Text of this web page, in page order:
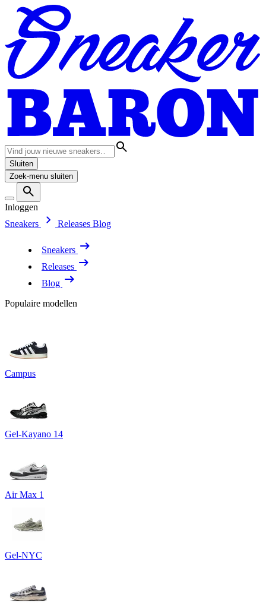
Sluiten
Zoek-menu sluiten
Inloggen
Sneakers
Releases Blog
Sneakers
Releases
Blog
Populaire modellen
Campus
Gel-Kayano 14
Air Max 1
Gel-NYC